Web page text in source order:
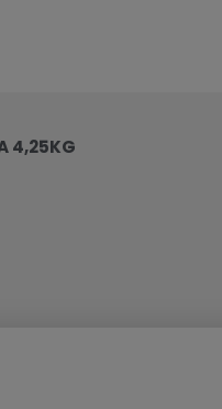
4,25KG